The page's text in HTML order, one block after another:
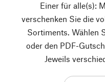
Einer für alle(s):
verschenken Sie die
Sortiments. Wählen
oder den PDF-
Jeweils